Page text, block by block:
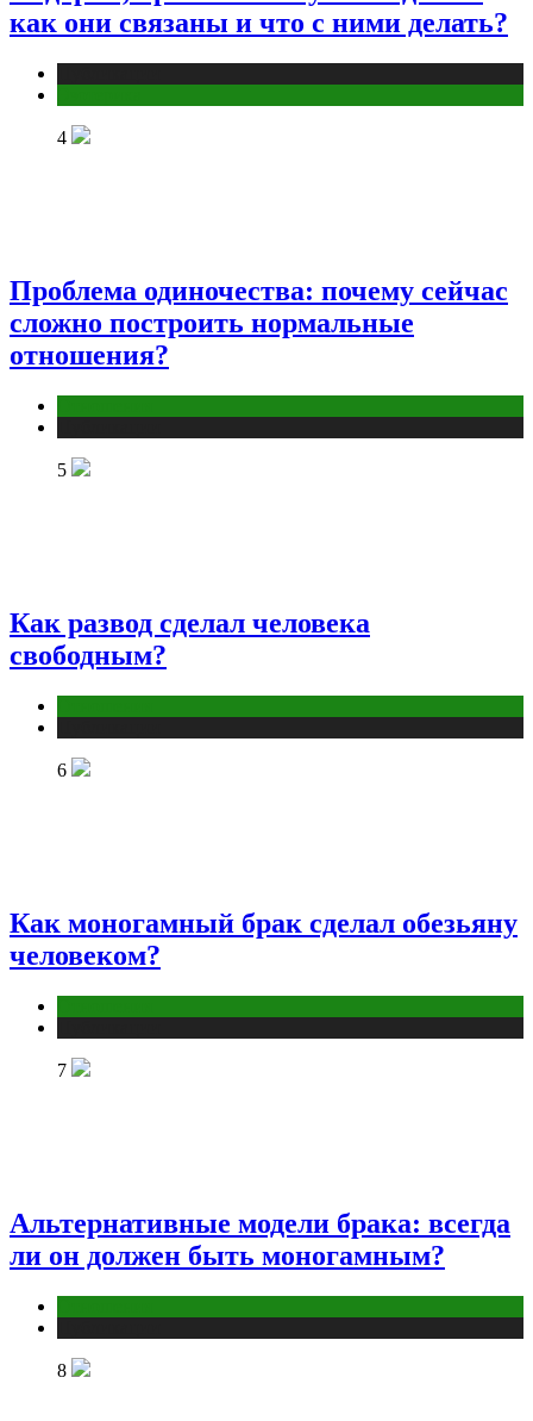
как они связаны и что с ними делать?
4
Проблема одиночества: почему сейчас
сложно построить нормальные
отношения?
5
Как развод сделал человека
свободным?
6
Как моногамный брак сделал обезьяну
человеком?
7
Альтернативные модели брака: всегда
ли он должен быть моногамным?
8